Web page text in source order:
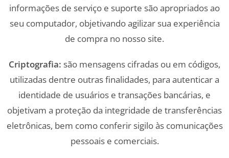
informações de serviço e suporte são apropriados ao
seu computador, objetivando agilizar sua experiência
de compra no nosso site.
Criptografia: são mensagens cifradas ou em códigos,
utilizadas dentre outras finalidades, para autenticar a
identidade de usuários e transações bancárias, e
objetivam a proteção da integridade de transferências
eletrônicas, bem como conferir sigilo às comunicações
pessoais e comerciais.